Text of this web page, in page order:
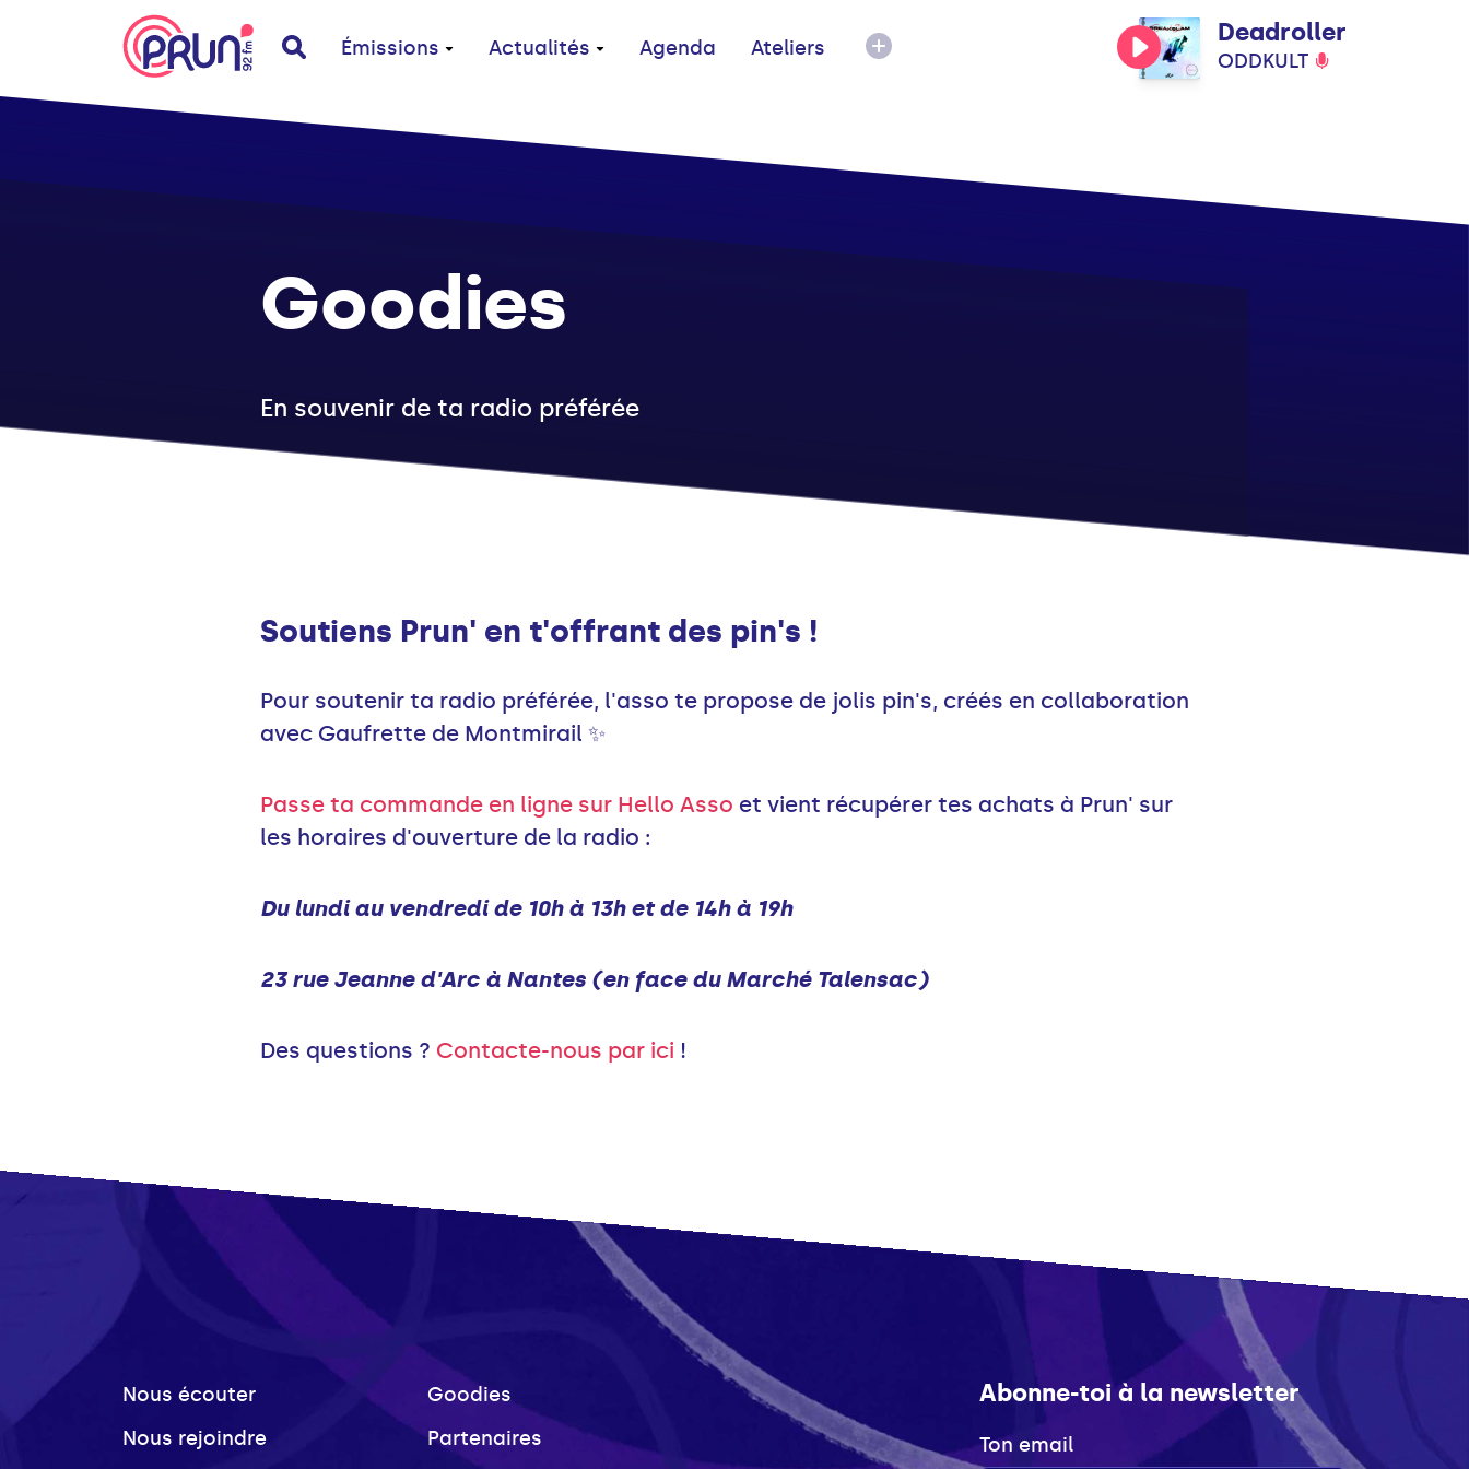
Émissions Actualités Agenda Ateliers
Deadroller
ODDKULT
Goodies
En souvenir de ta radio préférée
Soutiens Prun' en t'offrant des pin's !
Pour soutenir ta radio préférée, l'asso te propose de jolis pin's, créés en collaboration
avec Gaufrette de Montmirail ✨
Passe ta commande en ligne sur Hello Asso et vient récupérer tes achats à Prun' sur
les horaires d'ouverture de la radio :
Du lundi au vendredi de 10h à 13h et de 14h à 19h
23 rue Jeanne d'Arc à Nantes (en face du Marché Talensac)
Des questions ? Contacte-nous par ici !
Nous écouter
Nous rejoindre
Goodies
Partenaires
Abonne-toi à la newsletter
Ton email